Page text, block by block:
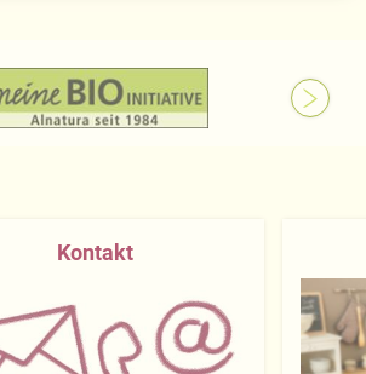
Kontakt